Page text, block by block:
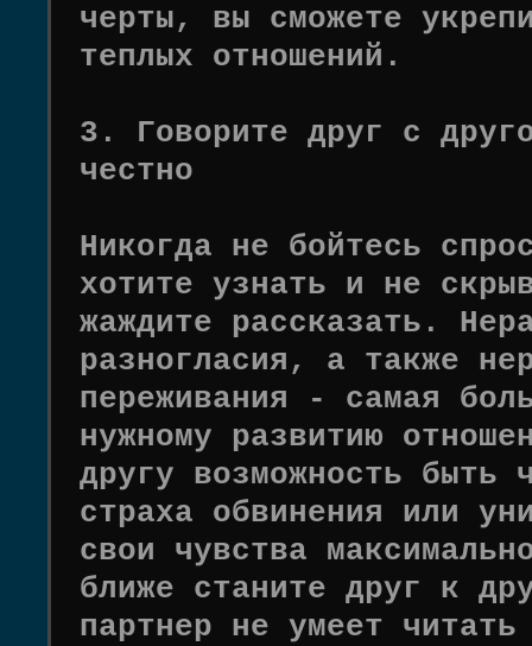
черты, вы сможете
теплых отношений.
3. Говорите друг с
честно
Никогда не бойтесь
хотите узнать и не
жаждите рассказать.
разногласия, а также
переживания - самая
нужному развитию
другу возможность быть
страха обвинения или
свои чувства
ближе станите друг к
партнер не умеет